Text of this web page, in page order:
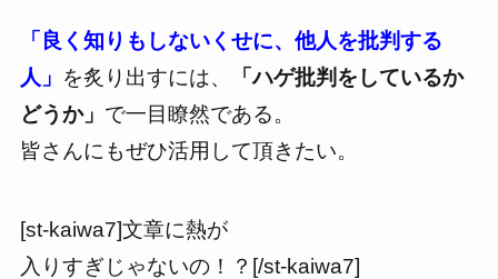
「良く知りもしないくせに、他人を批判する
人」 を炙り出すには、
「ハゲ批判をしているか
どうか」 で一目瞭然である。
皆さんにもぜひ活用して頂きたい。
[st-kaiwa7]文章に熱が
入りすぎじゃないの！？[/st-kaiwa7]